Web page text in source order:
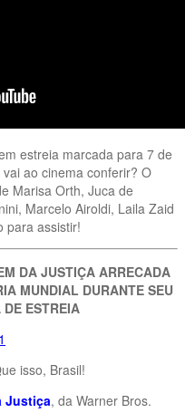
estreia marcada para 7 de
ao cinema conferir? O
Marisa Orth, Juca de
Marcelo Airoldi, Laila Zaid
para assistir!
DA JUSTIÇA ARRECADA
MUNDIAL DURANTE SEU
ESTREIA
isso, Brasil!
Justiça, da Warner Bros.